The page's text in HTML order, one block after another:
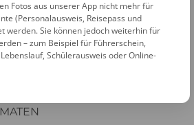
Fotos aus unserer App nicht mehr für
(Personalausweis, Reisepass und
werden. Sie können jedoch weiterhin für
– zum Beispiel für Führerschein,
Schülerausweis oder Online-